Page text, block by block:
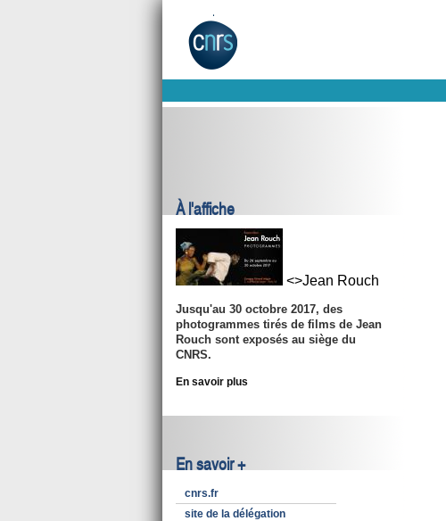
À l'affiche
<>Jean Rouch
Jusqu'au 30 octobre 2017, des
photogrammes tirés de films de Jean
Rouch sont exposés au siège du
CNRS.
En savoir plus
En savoir +
cnrs.fr
site de la délégation